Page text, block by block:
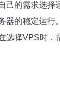
的需求选择
的稳定运行。
择VPS时